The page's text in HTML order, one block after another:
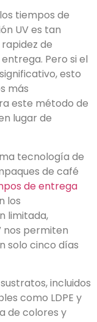
tiempos de
UV es tan
de
Pero si el
esto
más
este método de
lugar de
tecnología de
de café
de entrega
los
limitada,
nos permiten
solo cinco días
incluidos
como LDPE y
de colores y